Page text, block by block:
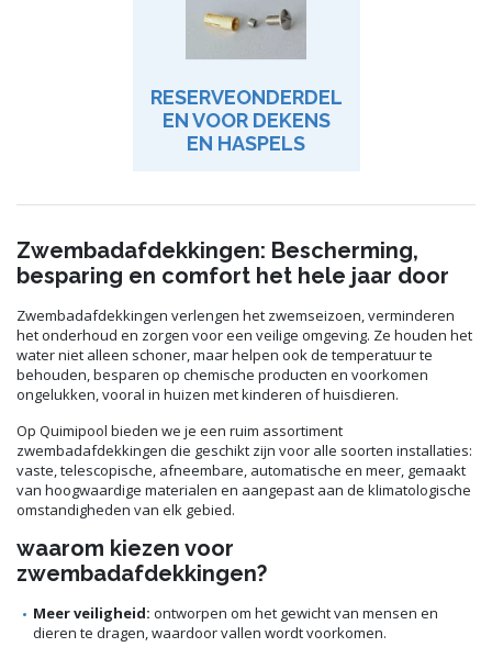
RESERVEONDERDEL
EN VOOR DEKENS
EN HASPELS
Zwembadafdekkingen: Bescherming,
besparing en comfort het hele jaar door
Zwembadafdekkingen verlengen het zwemseizoen, verminderen
het onderhoud en zorgen voor een veilige omgeving. Ze houden het
water niet alleen schoner, maar helpen ook de temperatuur te
behouden, besparen op chemische producten en voorkomen
ongelukken, vooral in huizen met kinderen of huisdieren.
Op Quimipool bieden we je een ruim assortiment
zwembadafdekkingen die geschikt zijn voor alle soorten installaties:
vaste, telescopische, afneembare, automatische en meer, gemaakt
van hoogwaardige materialen en aangepast aan de klimatologische
omstandigheden van elk gebied.
waarom kiezen voor
zwembadafdekkingen?
Meer veiligheid: ontworpen om het gewicht van mensen en
dieren te dragen, waardoor vallen wordt voorkomen.